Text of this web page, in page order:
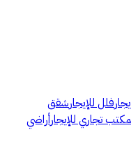
فلل للإيجارشقق
مكتب تجاري للإيجارأراضي